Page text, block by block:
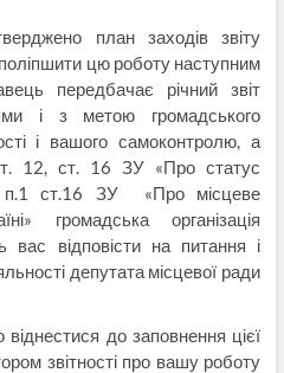
план заходів звіту
цю роботу наступним
передбачає річний звіт
і з метою громадського
і вашого самоконтролю, а
12, ст. 16 ЗУ «Про статус
п.1 ст.16 ЗУ «Про місцеве
громадська організація
вас відповісти на питання і
депутата місцевої ради
до заповнення цієї
звітності про вашу роботу